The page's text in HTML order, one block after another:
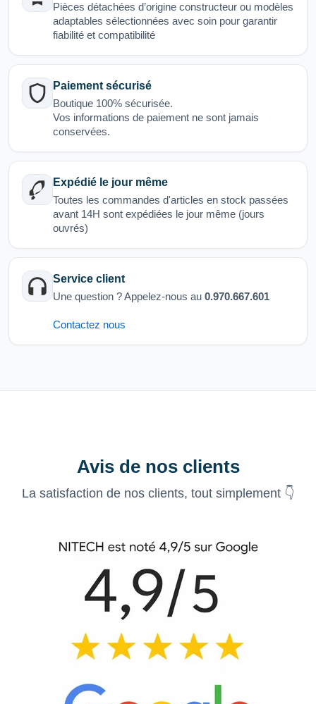
Pièces détachées d’origine constructeur ou modèles
adaptables sélectionnées avec soin pour garantir
fiabilité et compatibilité
Paiement sécurisé
Boutique 100% sécurisée.
Vos informations de paiement ne sont jamais
conservées.
Expédié le jour même
Toutes les commandes d'articles en stock passées
avant 14H sont expédiées le jour même (jours
ouvrés)
Service client
Une question ? Appelez-nous au 0.970.667.601
Contactez nous
Avis de nos clients
La satisfaction de nos clients, tout simplement 👇